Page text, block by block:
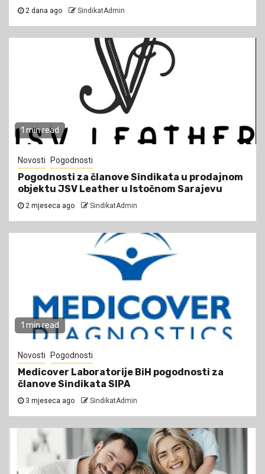
2 dana ago SindikatAdmin
1 min read
Novosti Pogodnosti
Pogodnosti za članove Sindikata u prodajnom
objektu JSV Leather u Istočnom Sarajevu
2 mjeseca ago SindikatAdmin
1 min read
Novosti Pogodnosti
Medicover Laboratorije BiH pogodnosti za
članove Sindikata SIPA
3 mjeseca ago SindikatAdmin